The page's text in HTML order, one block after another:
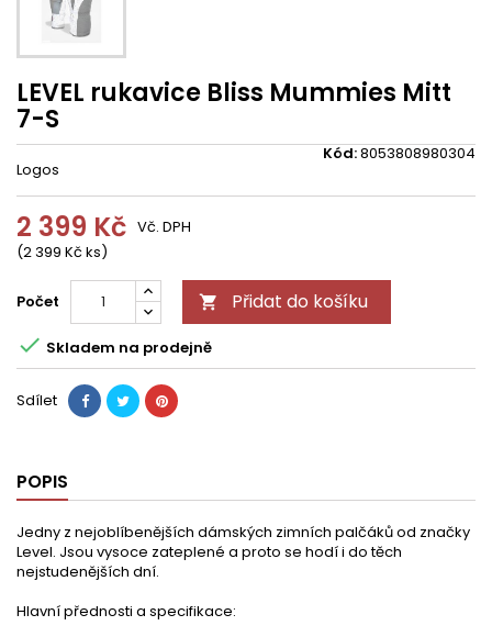
LEVEL rukavice Bliss Mummies Mitt
7-S
Kód:8053808980304
Logos
2 399 Kč
(2 399 Kč ks)
Vč. DPH
Počet  Přidat do košíku
 Skladem na prodejně
Sdílet
POPIS
Jedny z nejoblíbenějších dámských zimních palčáků od značky
Level. Jsou vysoce zateplené a proto se hodí i do těch
nejstudenějších dní.
Hlavní přednosti a specifikace: